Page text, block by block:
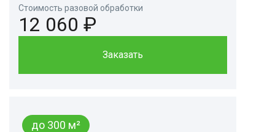
Стоимость разовой обработки
12 060 ₽
Заказать
до 300 м²